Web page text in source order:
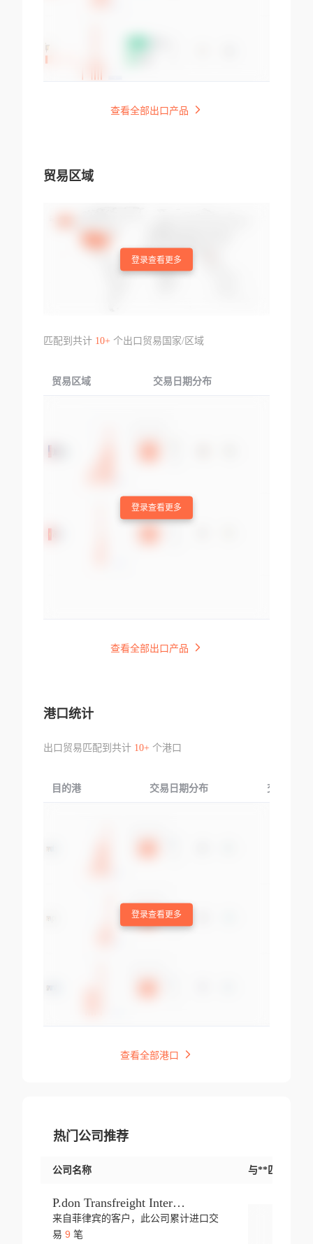
查看全部出口产品
贸易区域
登录查看更多
匹配到共计 10+个出口贸易国家/区域
贸易区域 交易日期分布
登录查看更多
查看全部出口产品
港口统计
出口贸易匹配到共计 10+个港口
目的港 交易日期分布 交易产品
登录查看更多
查看全部港口
热门公司推荐
公司名称 与**匹配交易
P.don Transfreight International
来自菲律宾的客户，此公司累计进口交
易 9 笔